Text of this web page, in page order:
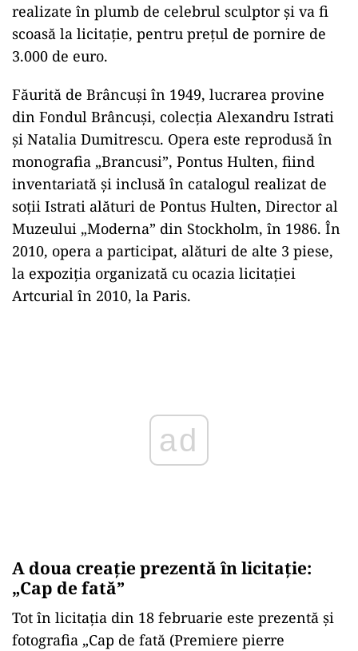
realizate în plumb de celebrul sculptor și va fi
scoasă la licitație, pentru prețul de pornire de
3.000 de euro.
Făurită de Brâncuși în 1949, lucrarea provine
din Fondul Brâncuși, colecția Alexandru Istrati
și Natalia Dumitrescu. Opera este reprodusă în
monografia „Brancusi”, Pontus Hulten, fiind
inventariată și inclusă în catalogul realizat de
soții Istrati alături de Pontus Hulten, Director al
Muzeului „Moderna” din Stockholm, în 1986. În
2010, opera a participat, alături de alte 3 piese,
la expoziția organizată cu ocazia licitației
Artcurial în 2010, la Paris.
A doua creație prezentă în licitație:
„Cap de fată”
Tot în licitația din 18 februarie este prezentă și
fotografia „Cap de fată (Premiere pierre